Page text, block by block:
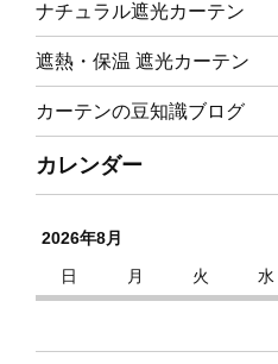
ナチュラル遮光カーテン
遮熱・保温 遮光カーテン
カーテンの豆知識ブログ
カレンダー
2026年8月
日
月 火 水